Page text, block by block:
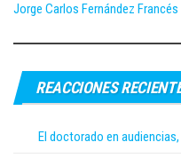
Jorge Carlos Fernández Francés
REACCIONES
El doctorado en